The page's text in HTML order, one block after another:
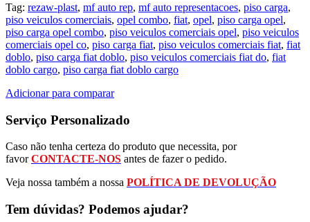
Tag: rezaw-plast, mf auto rep, mf auto representacoes, piso carga,
piso veiculos comerciais, opel combo, fiat, opel, piso carga opel,
piso carga opel combo, piso veiculos comerciais opel, piso veiculos
comerciais opel co, piso carga fiat, piso veiculos comerciais fiat, fiat
doblo, piso carga fiat doblo, piso veiculos comerciais fiat do, fiat
doblo cargo, piso carga fiat doblo cargo
Adicionar para comparar
Serviço Personalizado
Caso não tenha certeza do produto que necessita, por
favorCONTACTE-NOS antes de fazer o pedido.
Veja nossa também a nossa POLÍTICA DE DEVOLUÇÃO
Tem dúvidas? Podemos ajudar?